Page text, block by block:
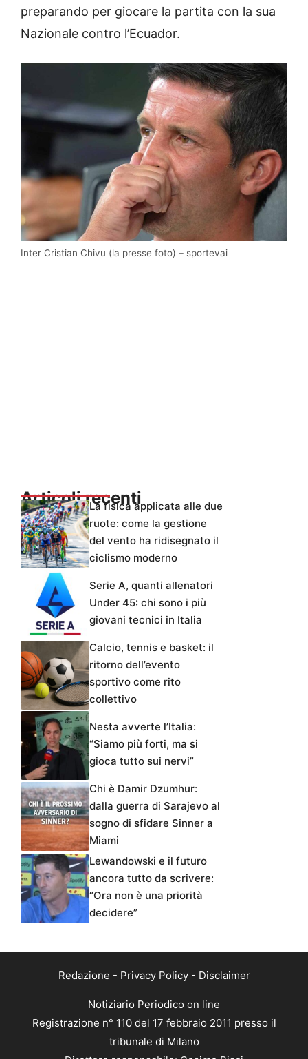
preparando per giocare la partita con la sua
Nazionale contro l’Ecuador.
Inter Cristian Chivu (la presse foto) – sportevai
Articoli recentiLa fisica applicata alle due
ruote: come la gestione
del vento ha ridisegnato il
ciclismo moderno
Serie A, quanti allenatori
Under 45: chi sono i più
giovani tecnici in Italia
Calcio, tennis e basket: il
ritorno dell’evento
sportivo come rito
collettivo
Nesta avverte l’Italia:
“Siamo più forti, ma si
gioca tutto sui nervi”
Chi è Damir Dzumhur:
dalla guerra di Sarajevo al
sogno di sfidare Sinner a
Miami
Lewandowski e il futuro
ancora tutto da scrivere:
“Ora non è una priorità
decidere”
Redazione - Privacy Policy- Disclaimer
Notiziario Periodico on line
Registrazione n° 110 del 17 febbraio 2011 presso il
tribunale di Milano